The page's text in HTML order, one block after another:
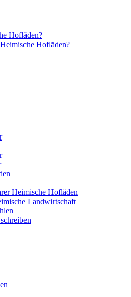
Hofläden?
Hofläden?
Heimische Hofläden
Landwirtschaft